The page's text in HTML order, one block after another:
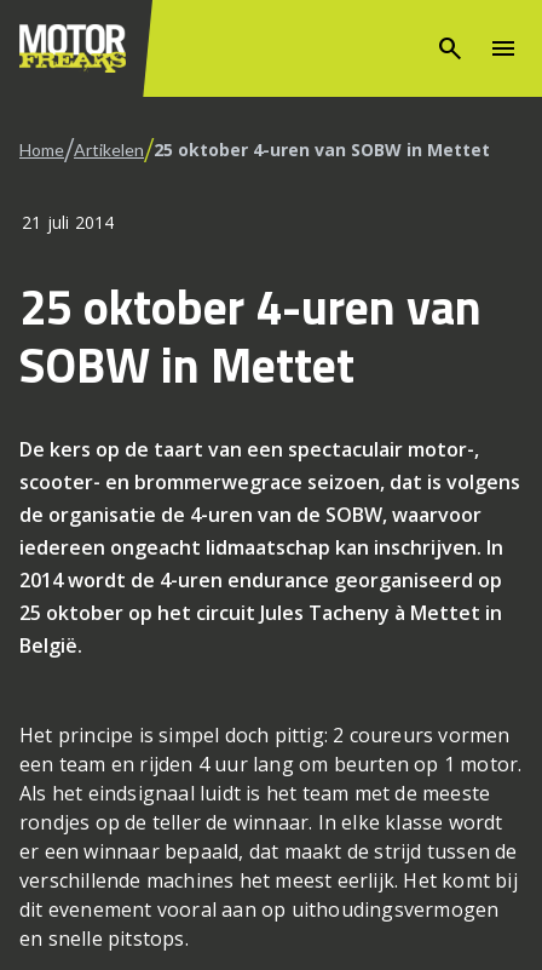
search menu
Home/Artikelen/25 oktober 4-uren van SOBW in Mettet
21 juli 2014
25 oktober 4-uren van
SOBW in Mettet
De kers op de taart van een spectaculair motor-,
scooter- en brommerwegrace seizoen, dat is volgens
de organisatie de 4-uren van de SOBW, waarvoor
iedereen ongeacht lidmaatschap kan inschrijven. In
2014 wordt de 4-uren endurance georganiseerd op
25 oktober op het circuit Jules Tacheny à Mettet in
België.
Het principe is simpel doch pittig: 2 coureurs vormen
een team en rijden 4 uur lang om beurten op 1 motor.
Als het eindsignaal luidt is het team met de meeste
rondjes op de teller de winnaar. In elke klasse wordt
er een winnaar bepaald, dat maakt de strijd tussen de
verschillende machines het meest eerlijk. Het komt bij
dit evenement vooral aan op uithoudingsvermogen
en snelle pitstops.